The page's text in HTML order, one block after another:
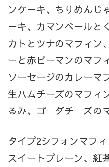
ンケーキ、ちりめんじ
ーキ、カマンベールと
カトとツナのマフィン
ーと赤ピーマンのマフ
ソーセージのカレーマ
生ハムチーズのマフィ
るみ、ゴーダチーズの
タイプ2シフォンマフィ
スイートプレーン、紅